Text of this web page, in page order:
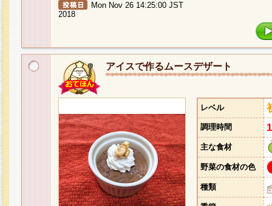
Mon Nov 26 14:25:00 JST
2018
アイスで作るムースデザート
レベル
調理時間
主な食材
野菜の食材の色
種類